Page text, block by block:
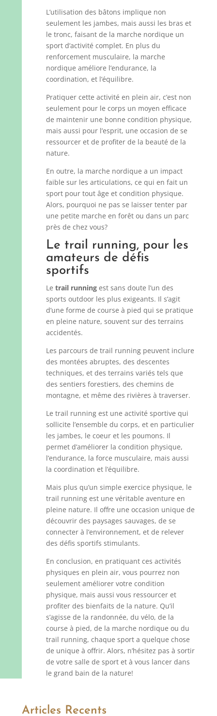
L’utilisation des bâtons implique non
seulement les jambes, mais aussi les bras et
le tronc, faisant de la marche nordique un
sport d’activité complet. En plus du
renforcement musculaire, la marche
nordique améliore l’endurance, la
coordination, et l’équilibre.
Pratiquer cette activité en plein air, c’est non
seulement pour le corps un moyen efficace
de maintenir une bonne condition physique,
mais aussi pour l’esprit, une occasion de se
ressourcer et de profiter de la beauté de la
nature.
En outre, la marche nordique a un impact
faible sur les articulations, ce qui en fait un
sport pour tout âge et condition physique.
Alors, pourquoi ne pas se laisser tenter par
une petite marche en forêt ou dans un parc
près de chez vous?
Le trail running, pour les
amateurs de défis
sportifs
Le trail runningest sans doute l’un des
sports outdoor les plus exigeants. Il s’agit
d’une forme de course à pied qui se pratique
en pleine nature, souvent sur des terrains
accidentés.
Les parcours de trail running peuvent inclure
des montées abruptes, des descentes
techniques, et des terrains variés tels que
des sentiers forestiers, des chemins de
montagne, et même des rivières à traverser.
Le trail running est une activité sportive qui
sollicite l’ensemble du corps, et en particulier
les jambes, le coeur et les poumons. Il
permet d’améliorer la condition physique,
l’endurance, la force musculaire, mais aussi
la coordination et l’équilibre.
Mais plus qu’un simple exercice physique, le
trail running est une véritable aventure en
pleine nature. Il offre une occasion unique de
découvrir des paysages sauvages, de se
connecter à l’environnement, et de relever
des défis sportifs stimulants.
En conclusion, en pratiquant ces activités
physiques en plein air, vous pourrez non
seulement améliorer votre condition
physique, mais aussi vous ressourcer et
profiter des bienfaits de la nature. Qu’il
s’agisse de la randonnée, du vélo, de la
course à pied, de la marche nordique ou du
trail running, chaque sport a quelque chose
de unique à offrir. Alors, n’hésitez pas à sortir
de votre salle de sport et à vous lancer dans
le grand bain de la nature!
Articles Recents